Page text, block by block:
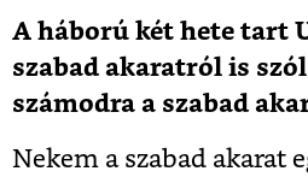
A háború két hete tart
szabad akaratról is
számodra a szabad
Nekem a szabad akarat